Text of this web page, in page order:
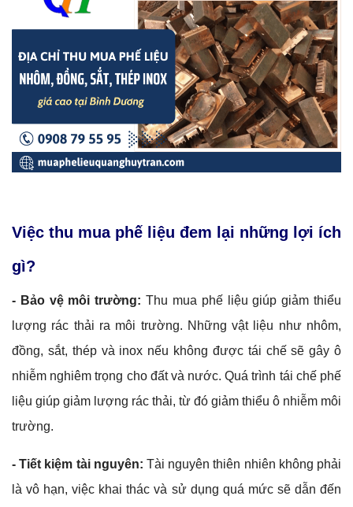
Việc thu mua phế liệu đem lại những lợi ích
gì?
- Bảo vệ môi trường:Thu mua phế liệu giúp giảm thiểu
lượng rác thải ra môi trường. Những vật liệu như nhôm,
đồng, sắt, thép và inox nếu không được tái chế sẽ gây ô
nhiễm nghiêm trọng cho đất và nước. Quá trình tái chế phế
liệu giúp giảm lượng rác thải, từ đó giảm thiểu ô nhiễm môi
trường.
- Tiết kiệm tài nguyên: Tài nguyên thiên nhiên không phải
là vô hạn, việc khai thác và sử dụng quá mức sẽ dẫn đến